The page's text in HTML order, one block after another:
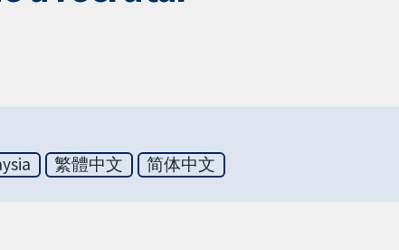
繁體中文 简体中文